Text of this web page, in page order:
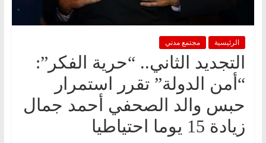
الرئيسية مجتمع مدني
التجديد الثاني.. “حرية الفكر”:
“أمن الدولة” تقرر استمرار
حبس والد الصحفي أحمد جمال
زيادة 15 يوما احتياطيا